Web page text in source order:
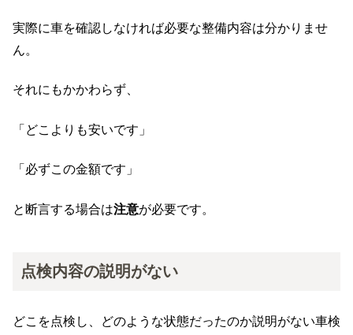
実際に車を確認しなければ必要な整備内容は分かりませ
ん。
それにもかかわらず、
「どこよりも安いです」
「必ずこの金額です」
と断言する場合は注意が必要です。
点検内容の説明がない
どこを点検し、どのような状態だったのか説明がない車検